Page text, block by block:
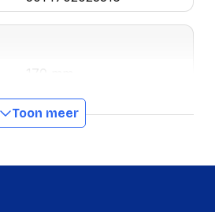
170 mm
80 mm
288 mm
Toon meer